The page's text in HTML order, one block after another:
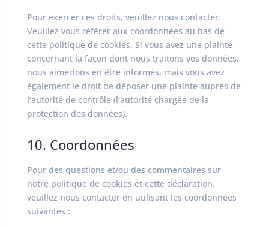
Pour exercer ces droits, veuillez nous contacter.
Veuillez vous référer aux coordonnées au bas de
cette politique de cookies. Si vous avez une plainte
concernant la façon dont nous traitons vos données,
nous aimerions en être informés, mais vous avez
également le droit de déposer une plainte auprès de
l’autorité de contrôle (l’autorité chargée de la
protection des données).
10. Coordonnées
Pour des questions et/ou des commentaires sur
notre politique de cookies et cette déclaration,
veuillez nous contacter en utilisant les coordonnées
suivantes :